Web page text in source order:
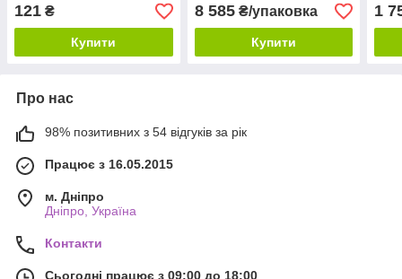
121 ₴
Купити
8 585₴/упаковка
Купити
1
Про нас
98% позитивних з 54 відгуків за рік
Працює з 16.05.2015
м. Дніпро
Дніпро, Україна
Контакти
Сьогодні працює з 09:00 до 18:00